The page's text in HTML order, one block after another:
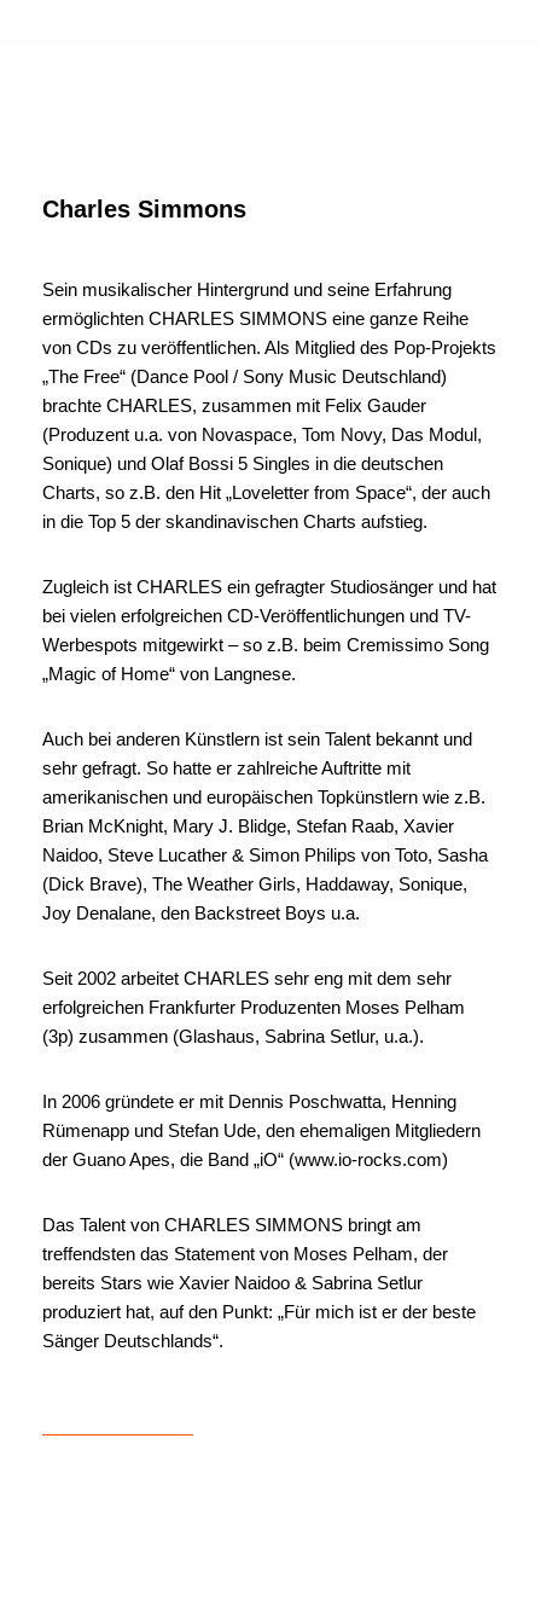
Charles Simmons
Sein musikalischer Hintergrund und seine Erfahrung
ermöglichten CHARLES SIMMONS eine ganze Reihe
von CDs zu veröffentlichen. Als Mitglied des Pop-Projekts
„The Free“ (Dance Pool / Sony Music Deutschland)
brachte CHARLES, zusammen mit Felix Gauder
(Produzent u.a. von Novaspace, Tom Novy, Das Modul,
Sonique) und Olaf Bossi 5 Singles in die deutschen
Charts, so z.B. den Hit „Loveletter from Space“, der auch
in die Top 5 der skandinavischen Charts aufstieg.
Zugleich ist CHARLES ein gefragter Studiosänger und hat
bei vielen erfolgreichen CD-Veröffentlichungen und TV-
Werbespots mitgewirkt – so z.B. beim Cremissimo Song
„Magic of Home“ von Langnese.
Auch bei anderen Künstlern ist sein Talent bekannt und
sehr gefragt. So hatte er zahlreiche Auftritte mit
amerikanischen und europäischen Topkünstlern wie z.B.
Brian McKnight, Mary J. Blidge, Stefan Raab, Xavier
Naidoo, Steve Lucather & Simon Philips von Toto, Sasha
(Dick Brave), The Weather Girls, Haddaway, Sonique,
Joy Denalane, den Backstreet Boys u.a.
Seit 2002 arbeitet CHARLES sehr eng mit dem sehr
erfolgreichen Frankfurter Produzenten Moses Pelham
(3p) zusammen (Glashaus, Sabrina Setlur, u.a.).
In 2006 gründete er mit Dennis Poschwatta, Henning
Rümenapp und Stefan Ude, den ehemaligen Mitgliedern
der Guano Apes, die Band „iO“ (www.io-rocks.com)
Das Talent von CHARLES SIMMONS bringt am
treffendsten das Statement von Moses Pelham, der
bereits Stars wie Xavier Naidoo & Sabrina Setlur
produziert hat, auf den Punkt: „Für mich ist er der beste
Sänger Deutschlands“.